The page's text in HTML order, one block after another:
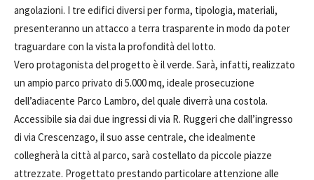
angolazioni. I tre edifici diversi per forma, tipologia, materiali,
presenteranno un attacco a terra trasparente in modo da poter
traguardare con la vista la profondità del lotto.
Vero protagonista del progetto è il verde. Sarà, infatti, realizzato
un ampio parco privato di 5.000 mq, ideale prosecuzione
dell’adiacente Parco Lambro, del quale diverrà una costola.
Accessibile sia dai due ingressi di via R. Ruggeri che dall’ingresso
di via Crescenzago, il suo asse centrale, che idealmente
collegherà la città al parco, sarà costellato da piccole piazze
attrezzate. Progettato prestando particolare attenzione alle